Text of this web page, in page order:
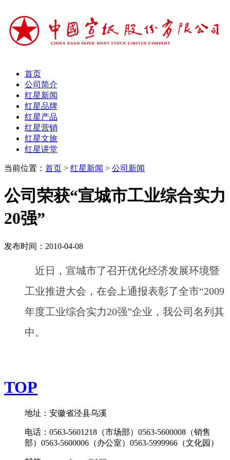
首页
公司简介
红星新闻
红星品牌
红星产品
红星营销
红星文旅
红星讲堂
当前位置： 首页 > 红星新闻 > 公司新闻
公司荣获“宣城市工业综合实力
20强”
发布时间：2010-04-08
近日，宣城市了召开优化经济发展环境暨
工业推进大会，在会上通报表彰了全市“2009
年度工业综合实力20强”企业，我公司名列其
中。
TOP
地址：安徽省泾县乌溪
电话：0563-5601218（市场部）0563-5600008（销售
部）0563-5600006（办公室）0563-5999966（文化园）